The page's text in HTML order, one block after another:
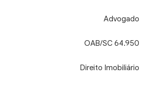
Advogado
OAB/SC 64.950
Direito Imobiliário